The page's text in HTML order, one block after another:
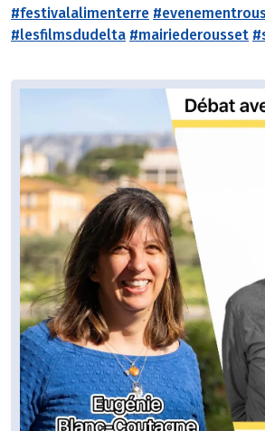
#festivalalimenterre
#lesfilmsdudelta #mairiederousset